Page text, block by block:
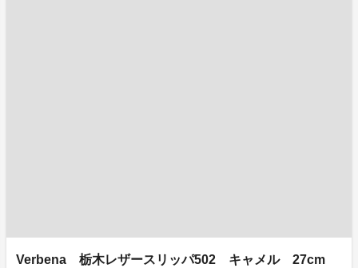
Verbena 栃木レザースリッパ502 キャメル 27cm